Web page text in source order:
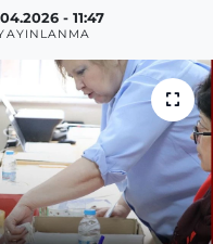
- 11:47